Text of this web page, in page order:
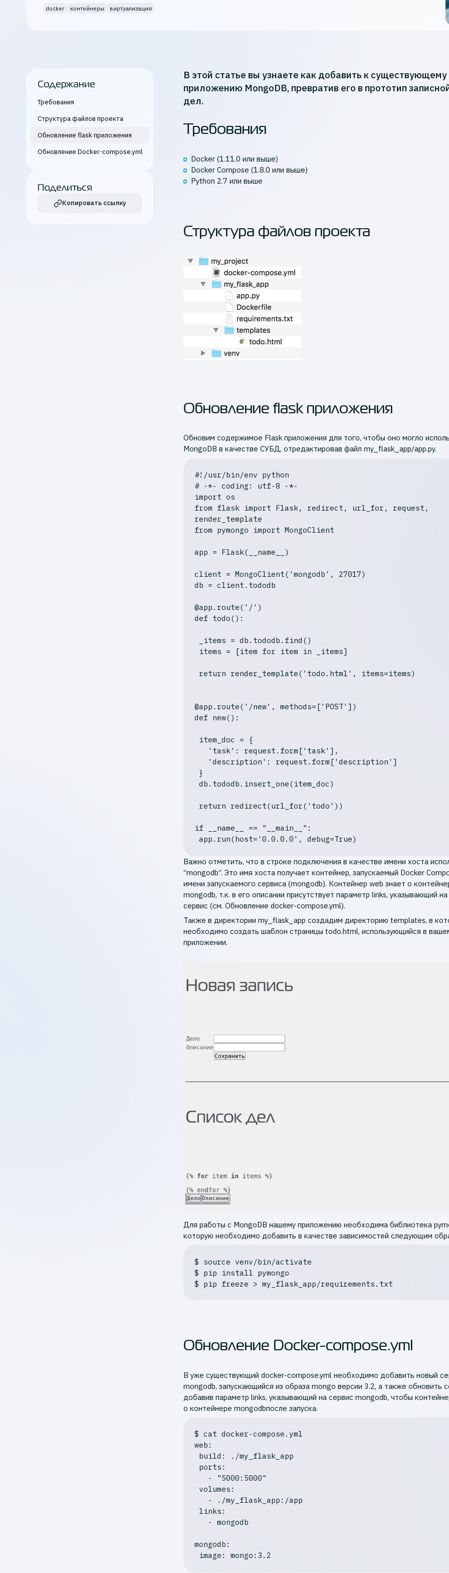
Кибербезопасность
docker контейнеры виртуализация
Содержание
Требования
Структура файлов проекта
Обновление flask приложения
Обновление Docker-compose.yml
Поделиться
Копировать ссылку
В этой статье вы узнаете как добавить к существующему
приложению MongoDB, превратив его в прототип
дел.
Требования
Docker (1.11.0 или выше)
Docker Compose (1.8.0 или выше)
Python 2.7 или выше
Структура файлов проекта
Обновление flask приложения
Обновим содержимое Flask приложения для того, чтобы оно могло
MongoDB в качестве СУБД, отредактировав файл my_flask_app/app.py.
#!/usr/bin/env python
# -*- coding: utf-8 -*-
import
from flask import Flask, redirect, url_for, request,
from pymongo import MongoClient
app = Flask(__name__)
client = MongoClient( 'mongodb' , 27017)
db = client.tododb
@app.route('/')
def todo() :
items = [item for item in _items]
return render_template( 'todo.html' , items=items)
@app.route('/new', methods=['POST'])
def new() :
'task' : request.form['task' ],
'description' : request.form['description' ]
db.tododb.insert_one(item_doc)
return redirect(url_for( 'todo' ))
if __name__ == "__main__" :
app.run(host= '0.0.0.0' , debug=True
Важно отметить, что в строке подключения в качестве имени хоста
“mongodb“. Это имя хоста получает контейнер, запускаемый Docker
имени запускаемого сервиса (mongodb). Контейнер web знает о
mongodb, т.к. в его описании присутствует параметр links, указывающий
сервис (см. Обновление docker-compose.yml).
Также в директории my_flask_app создадим директорию templates, в
необходимо создать шаблон страницы todo.html, использующийся в
приложении.
Для работы с MongoDB нашему приложению необходима библиотека
которую необходимо добавить в качестве зависимостей следующим
$ source venv/bin/activate
$ pip install pymongo
$ pip freeze > my_flask_app/requirements.txt
Обновление Docker-compose.yml
В уже существующий docker-compose.yml необходимо добавить новый
mongodb, запускающийся из образа mongo версии 3.2, а также обновить
добавив параметр links, указывающий на сервис mongodb, чтобы
о контейнере mongodbпосле запуска.
web:
   -
"5000:5000"
mongodb: